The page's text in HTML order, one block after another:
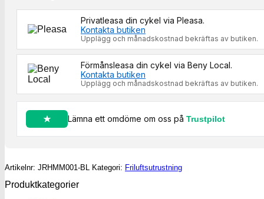
Privatleasa din cykel via Pleasa.
Kontakta butiken
Upplägg och månadskostnad bekräftas av butiken.
Förmånsleasa din cykel via Beny Local.
Kontakta butiken
Upplägg och månadskostnad bekräftas av butiken.
Lämna ett omdöme om oss på Trustpilot
Artikelnr: JRHMM001-BL Kategori: Friluftsutrustning
Produktkategorier